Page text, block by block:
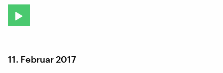
11. Februar 2017